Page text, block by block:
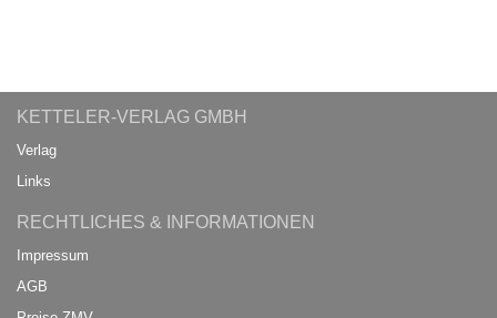
KETTELER-VERLAG GMBH
Verlag
Links
RECHTLICHES & INFORMATIONEN
Impressum
AGB